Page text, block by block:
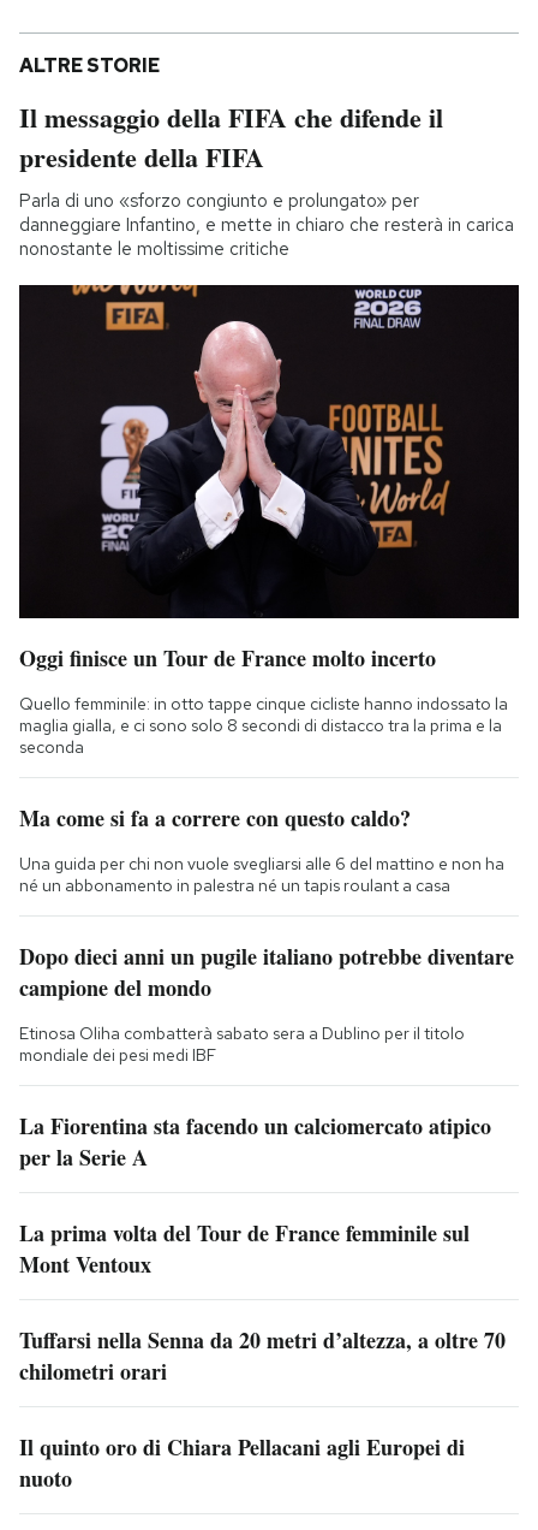
ALTRE STORIE
Il messaggio della FIFA che difende il
presidente della FIFA
Parla di uno «sforzo congiunto e prolungato» per
danneggiare Infantino, e mette in chiaro che resterà in carica
nonostante le moltissime critiche
Oggi finisce un Tour de France molto incerto
Quello femminile: in otto tappe cinque cicliste hanno indossato la
maglia gialla, e ci sono solo 8 secondi di distacco tra la prima e la
seconda
Ma come si fa a correre con questo caldo?
Una guida per chi non vuole svegliarsi alle 6 del mattino e non ha
né un abbonamento in palestra né un tapis roulant a casa
Dopo dieci anni un pugile italiano potrebbe diventare
campione del mondo
Etinosa Oliha combatterà sabato sera a Dublino per il titolo
mondiale dei pesi medi IBF
La Fiorentina sta facendo un calciomercato atipico
per la Serie A
La prima volta del Tour de France femminile sul
Mont Ventoux
Tuffarsi nella Senna da 20 metri d’altezza, a oltre 70
chilometri orari
Il quinto oro di Chiara Pellacani agli Europei di
nuoto